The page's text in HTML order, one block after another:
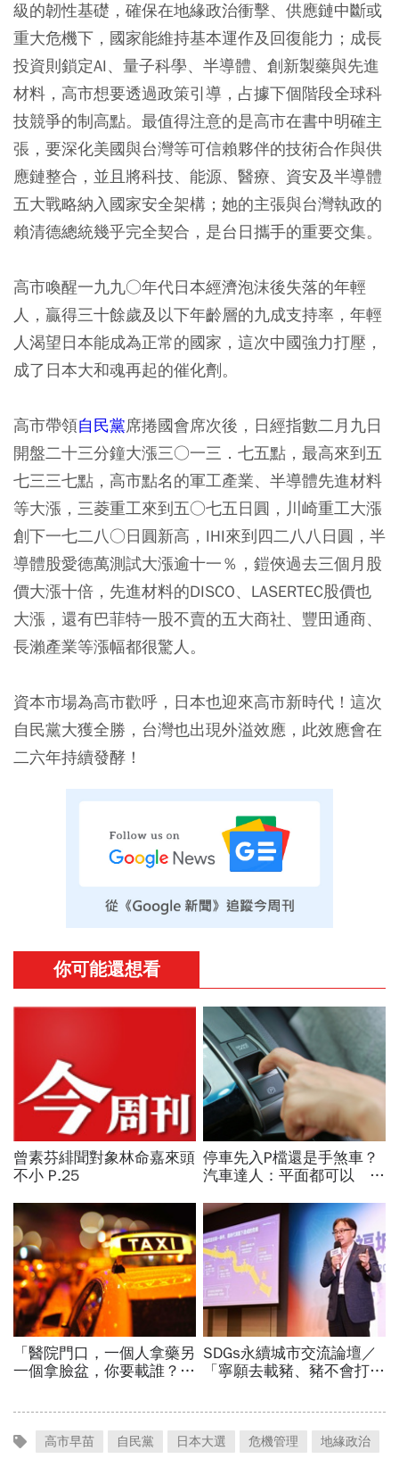
級的韌性基礎，確保在地緣政治衝擊、供應鏈中斷或
重大危機下，國家能維持基本運作及回復能力；成長
投資則鎖定AI、量子科學、半導體、創新製藥與先進
材料，高市想要透過政策引導，占據下個階段全球科
技競爭的制高點。最值得注意的是高市在書中明確主
張，要深化美國與台灣等可信賴夥伴的技術合作與供
應鏈整合，並且將科技、能源、醫療、資安及半導體
五大戰略納入國家安全架構；她的主張與台灣執政的
賴清德總統幾乎完全契合，是台日攜手的重要交集。
高市喚醒一九九○年代日本經濟泡沫後失落的年輕
人，贏得三十餘歲及以下年齡層的九成支持率，年輕
人渴望日本能成為正常的國家，這次中國強力打壓，
成了日本大和魂再起的催化劑。
高市帶領自民黨席捲國會席次後，日經指數二月九日
開盤二十三分鐘大漲三○一三．七五點，最高來到五
七三三七點，高市點名的軍工產業、半導體先進材料
等大漲，三菱重工來到五○七五日圓，川崎重工大漲
創下一七二八○日圓新高，IHI來到四二八八日圓，半
導體股愛德萬測試大漲逾十一％，鎧俠過去三個月股
價大漲十倍，先進材料的DISCO、LASERTEC股價也
大漲，還有巴菲特一股不賣的五大商社、豐田通商、
長瀨產業等漲幅都很驚人。
資本市場為高市歡呼，日本也迎來高市新時代！這次
自民黨大獲全勝，台灣也出現外溢效應，此效應會在
二六年持續發酵！
高市早苗 自民黨 日本大選 危機管理 地緣政治